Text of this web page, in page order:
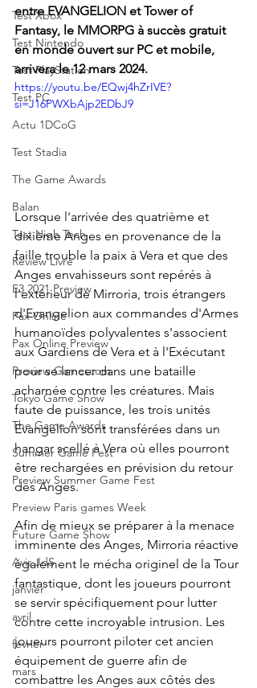
Test Xbox
Test Nintendo
Test PlayStation
Test PC
Actu 1DCoG
Test Stadia
The Game Awards
Balan
Test High Tech
Review Livre
E3 2021 Preview
Pax Online
Pax Online Preview
Preview Gamescom
Tokyo Game Show
The Game Awards
Summer Game Fest
Preview Summer Game Fest
Preview Paris games Week
Future Game Show
Avis JdS
janvier
avril
fevrier
mars
entre EVANGELION et Tower of
Fantasy, le MMORPG à succès gratuit
en monde ouvert sur PC et mobile,
arrivera le 12 mars 2024.
https://youtu.be/EQwj4hZrIVE?
si=J16PWXbAjp2EDbJ9
Lorsque l'arrivée des quatrième et
dixième Anges en provenance de la
faille trouble la paix à Vera et que des
Anges envahisseurs sont repérés à
l'extérieur de Mirroria, trois étrangers
d'Evangelion aux commandes d'Armes
humanoïdes polyvalentes s'associent
aux Gardiens de Vera et à l'Exécutant
pour se lancer dans une bataille
acharnée contre les créatures. Mais
faute de puissance, les trois unités
Evangelion sont transférées dans un
hangar scellé à Vera où elles pourront
être rechargées en prévision du retour
des Anges.
Afin de mieux se préparer à la menace
imminente des Anges, Mirroria réactive
également le mécha originel de la Tour
fantastique, dont les joueurs pourront
se servir spécifiquement pour lutter
contre cette incroyable intrusion. Les
joueurs pourront piloter cet ancien
équipement de guerre afin de
combattre les Anges aux côtés des